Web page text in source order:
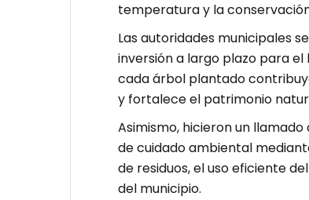
temperatura y la
Las autoridades municipales
inversión a largo plazo para
cada árbol plantado
y fortalece el patrimonio
Asimismo, hicieron un
de cuidado ambiental
de residuos, el uso eficiente
del municipio.